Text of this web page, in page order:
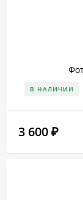
В НАЛИЧИИ
3 600 ₽